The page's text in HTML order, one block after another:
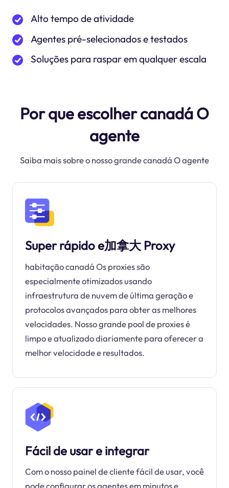
Alto tempo de atividade
Agentes pré-selecionados e testados
Soluções para raspar em qualquer escala
Por que escolher canadá O
agente
Saiba mais sobre o nosso grande canadá O agente
Super rápido e加拿大 Proxy
habitação canadá Os proxies são
especialmente otimizados usando
infraestrutura de nuvem de última geração e
protocolos avançados para obter as melhores
velocidades. Nosso grande pool de proxies é
limpo e atualizado diariamente para oferecer a
melhor velocidade e resultados.
Fácil de usar e integrar
Com o nosso painel de cliente fácil de usar, você